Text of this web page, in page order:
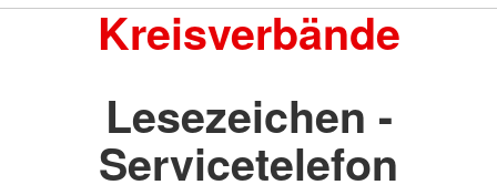
Kreisverbände
Lesezeichen -
Servicetelefon